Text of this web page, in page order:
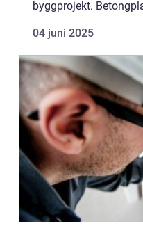
byggprojekt.
04 juni 2025